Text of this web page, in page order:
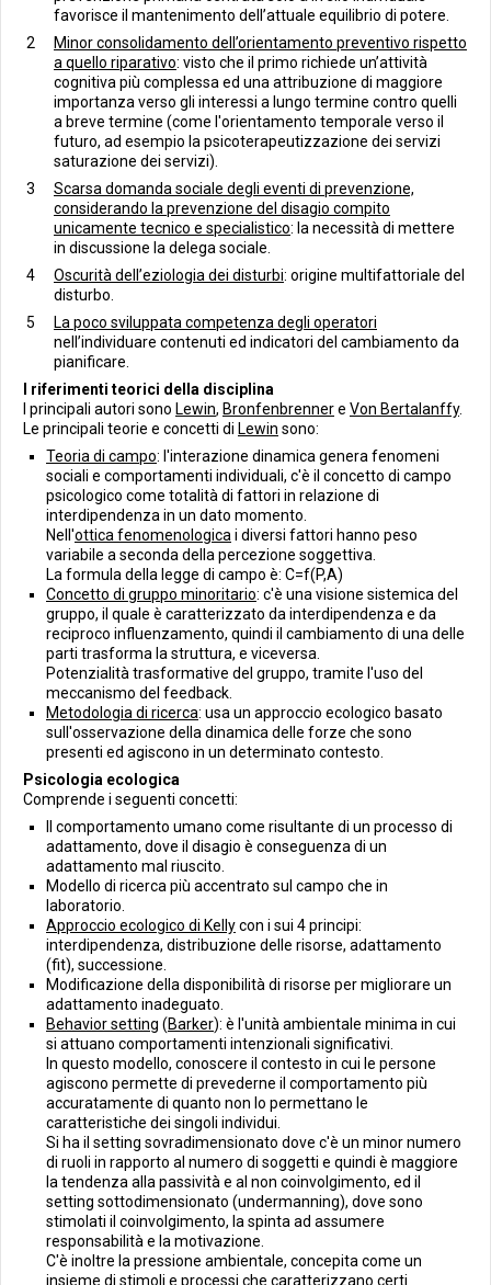
favorisce il mantenimento dell’attuale equilibrio di potere.
Minor consolidamento dell’orientamento preventivo rispetto
a quello riparativo: visto che il primo richiede un’attività
cognitiva più complessa ed una attribuzione di maggiore
importanza verso gli interessi a lungo termine contro quelli
a breve termine (come l'orientamento temporale verso il
futuro, ad esempio la psicoterapeutizzazione dei servizi
saturazione dei servizi).
Scarsa domanda sociale degli eventi di prevenzione,
considerando la prevenzione del disagio compito
unicamente tecnico e specialistico: la necessità di mettere
in discussione la delega sociale.
Oscurità dell’eziologia dei disturbi: origine multifattoriale del
disturbo.
La poco sviluppata competenza degli operatori
nell’individuare contenuti ed indicatori del cambiamento da
pianificare.
I riferimenti teorici della disciplina
I principali autori sono Lewin, Bronfenbrennere Von Bertalanffy.
Le principali teorie e concetti di Lewin sono:
Teoria di campo: l'interazione dinamica genera fenomeni
sociali e comportamenti individuali, c'è il concetto di campo
psicologico come totalità di fattori in relazione di
interdipendenza in un dato momento.
Nell'ottica fenomenologica i diversi fattori hanno peso
variabile a seconda della percezione soggettiva.
La formula della legge di campo è: C=f(P,A)
Concetto di gruppo minoritario: c'è una visione sistemica del
gruppo, il quale è caratterizzato da interdipendenza e da
reciproco influenzamento, quindi il cambiamento di una delle
parti trasforma la struttura, e viceversa.
Potenzialità trasformative del gruppo, tramite l'uso del
meccanismo del feedback.
Metodologia di ricerca: usa un approccio ecologico basato
sull'osservazione della dinamica delle forze che sono
presenti ed agiscono in un determinato contesto.
Psicologia ecologica
Comprende i seguenti concetti:
Il comportamento umano come risultante di un processo di
adattamento, dove il disagio è conseguenza di un
adattamento mal riuscito.
Modello di ricerca più accentrato sul campo che in
laboratorio.
Approccio ecologico di Kellycon i sui 4 principi:
interdipendenza, distribuzione delle risorse, adattamento
(fit), successione.
Modificazione della disponibilità di risorse per migliorare un
adattamento inadeguato.
Behavior setting (Barker): è l'unità ambientale minima in cui
si attuano comportamenti intenzionali significativi.
In questo modello, conoscere il contesto in cui le persone
agiscono permette di prevederne il comportamento più
accuratamente di quanto non lo permettano le
caratteristiche dei singoli individui.
Si ha il setting sovradimensionato dove c'è un minor numero
di ruoli in rapporto al numero di soggetti e quindi è maggiore
la tendenza alla passività e al non coinvolgimento, ed il
setting sottodimensionato (undermanning), dove sono
stimolati il coinvolgimento, la spinta ad assumere
responsabilità e la motivazione.
C'è inoltre la pressione ambientale, concepita come un
insieme di stimoli e processi che caratterizzano certi